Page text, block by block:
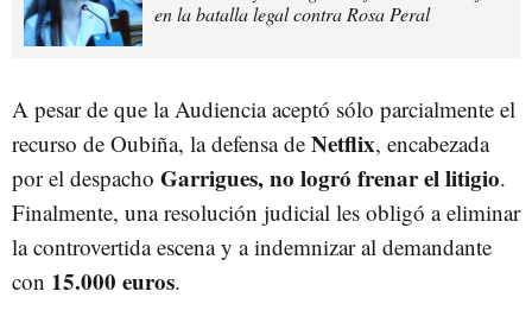
en la batalla legal contra Rosa Peral
A pesar de que la Audiencia aceptó sólo parcialmente el
recurso de Oubiña, la defensa de Netflix, encabezada
por el despacho Garrigues, no logró frenar el litigio.
Finalmente, una resolución judicial les obligó a eliminar
la controvertida escena y a indemnizar al demandante
con 15.000 euros.